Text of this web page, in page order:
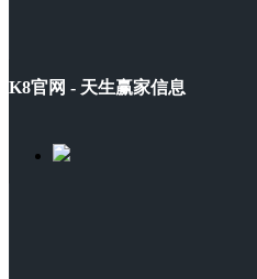
K8官网 - 天生赢家信息